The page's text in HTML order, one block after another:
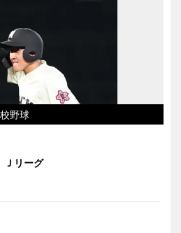
野球
リーグ